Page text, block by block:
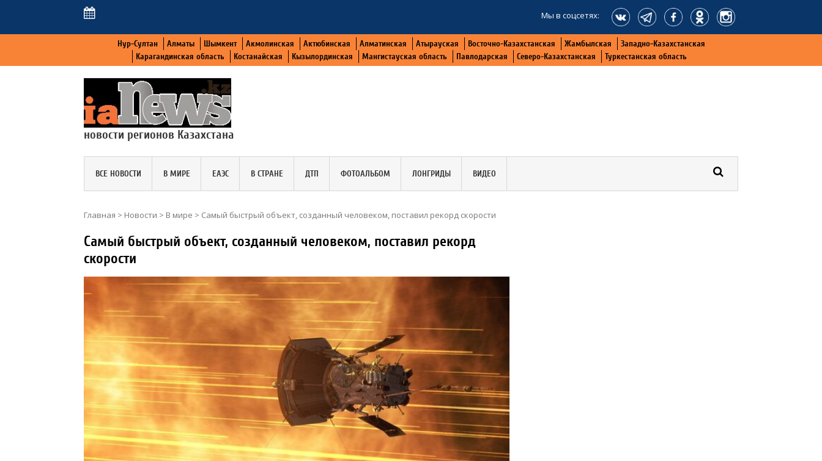
Мы в соцсетях:
Нур-Султан Алматы Шымкент Акмолинская Актюбинская Алматинская Атырауская Восточно-Казахстанская Жамбылская
Западно-Казахстанская
Карагандинская область
Костанайская Кызылординская Мангистауская область Павлодарская Северо-Казахстанская Туркестанская область
новости регионов Казахстана
ВСЕ НОВОСТИ В МИРЕ ЕАЭС В СТРАНЕ ДТП ФОТОАЛЬБОМ ЛОНГРИДЫ ВИДЕО
Главная > Новости > В мире > Самый быстрый объект, созданный человеком, поставил рекорд скорости
Самый быстрый объект, созданный человеком, поставил рекорд
скорости